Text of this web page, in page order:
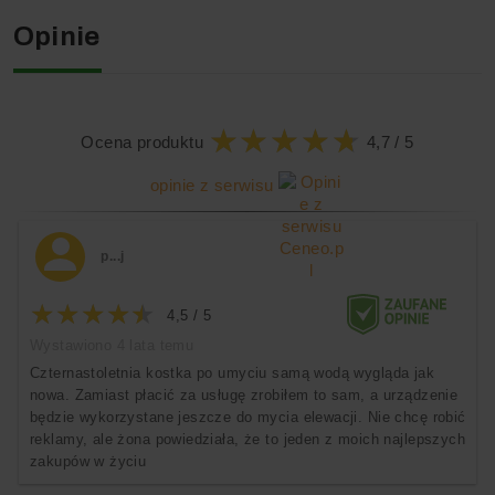
Aplikacja umożliwia także korzystanie z innych
przydatnych informacji takich jak: instrukcje montażu,
Ciśnienie można ustawić manualnie obracając lancę
Lance spryskujące Power
Control - Czyść skutecznie
nawet bez użycia chemii!
Opinie
Ocena produktu ★★ ★ ★ ★
★★ ★ ★ ★ 4,7 / 5
opinie z serwisu
p...j
★★★★★
★★★★★
4,5 / 5
Czternastoletnia kostka po umyciu samą wodą wygląda jak
nowa. Zamiast płacić za usługę zrobiłem to sam, a urządzenie
będzie wykorzystane jeszcze do mycia elewacji. Nie chcę robić
reklamy, ale żona powiedziała, że to jeden z moich najlepszych
zakupów w życiu